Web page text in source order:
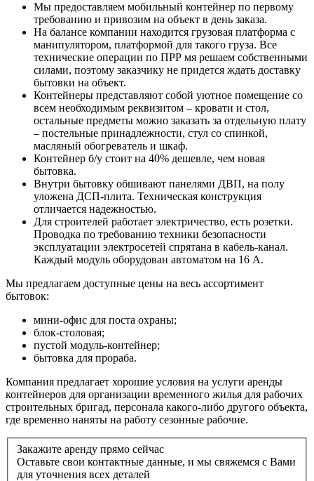
Мы предоставляем мобильный контейнер по первому
требованию и привозим на объект в день заказа.
На балансе компании находится грузовая платформа с
манипулятором, платформой для такого груза. Все
технические операции по ПРР мя решаем собственными
силами, поэтому заказчику не придется ждать доставку
бытовки на объект.
Контейнеры представляют собой уютное помещение со
всем необходимым реквизитом – кровати и стол,
остальные предметы можно заказать за отдельную плату
– постельные принадлежности, стул со спинкой,
масляный обогреватель и шкаф.
Контейнер б/у стоит на 40% дешевле, чем новая
бытовка.
Внутри бытовку обшивают панелями ДВП, на полу
уложена ДСП-плита. Техническая конструкция
отличается надежностью.
Для строителей работает электричество, есть розетки.
Проводка по требованию техники безопасности
эксплуатации электросетей спрятана в кабель-канал.
Каждый модуль оборудован автоматом на 16 А.
Мы предлагаем доступные цены на весь ассортимент
бытовок:
мини-офис для поста охраны;
блок-столовая;
пустой модуль-контейнер;
бытовка для прораба.
Компания предлагает хорошие условия на услуги аренды
контейнеров для организации временного жилья для рабочих
строительных бригад, персонала какого-либо другого объекта,
где временно наняты на работу сезонные рабочие.
Закажите аренду прямо сейчас
Оставьте свои контактные данные, и мы свяжемся с Вами
для уточнения всех деталей